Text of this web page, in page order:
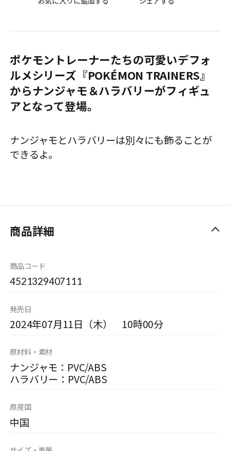
ポケモントレーナーたちの可愛いデフォ
ルメシリーズ『POKÉMON TRAINERS』
からナンジャモ＆ハラバリーがフィギュ
アとなって登場。
ナンジャモとハラバリーは別々にも飾ることが
できるよ。
商品詳細
商品コード
4521329407111
発売日
2024年07月11日（木） 10時00分
原材料・素材
ナンジャモ：PVC/ABS
ハラバリー：PVC/ABS
原産国
中国